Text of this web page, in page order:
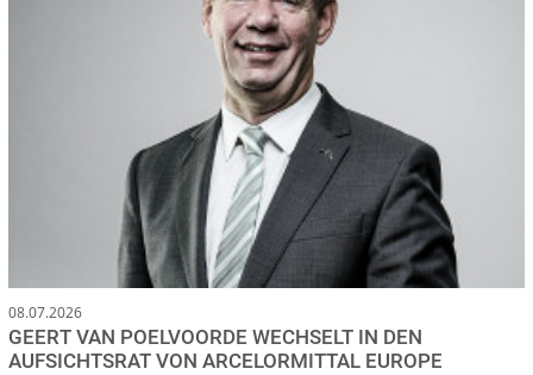
08.07.2026
GEERT VAN POELVOORDE WECHSELT IN DEN
AUFSICHTSRAT VON ARCELORMITTAL EUROPE